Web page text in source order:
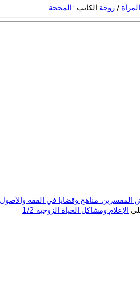
/زوجة الكاتب : المحجة
مناهج وقضايا في الفقه والأصول
الإعلام ومشاكل الحياة الزوجية 1/2